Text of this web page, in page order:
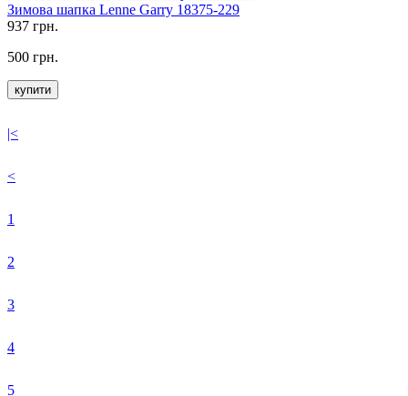
Зимова шапка Lenne Garry 18375-229
937 грн.
500 грн.
купити
|<
<
1
2
3
4
5